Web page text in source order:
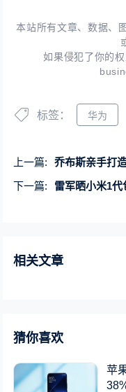
本站所有文章、数据、
如果侵犯了你的
标签： 华为
上一篇:
乔布斯亲手打造！未
下一篇:
雷军晒小米1代
相关文章
猜你喜欢
苹